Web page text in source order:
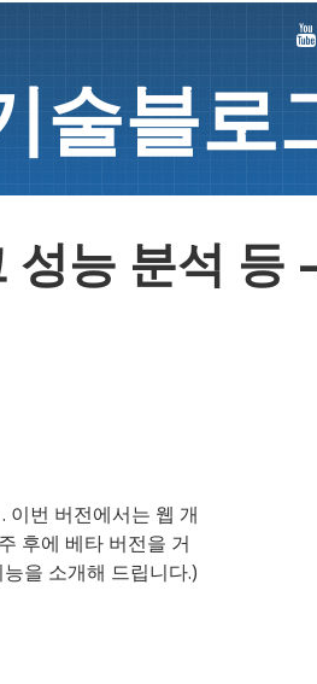
술블로
성능 분석
이번 버전에서는 웹 개
후에 베타 버전을 거
을 소개해 드립니다.)